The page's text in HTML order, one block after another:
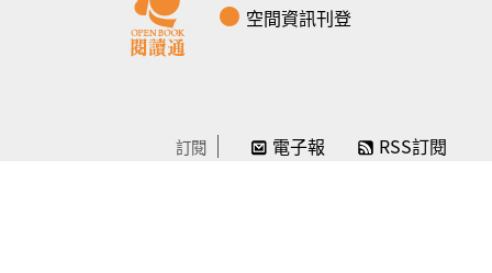
空間資訊刊登
訂閱 電子報 RSS訂閱